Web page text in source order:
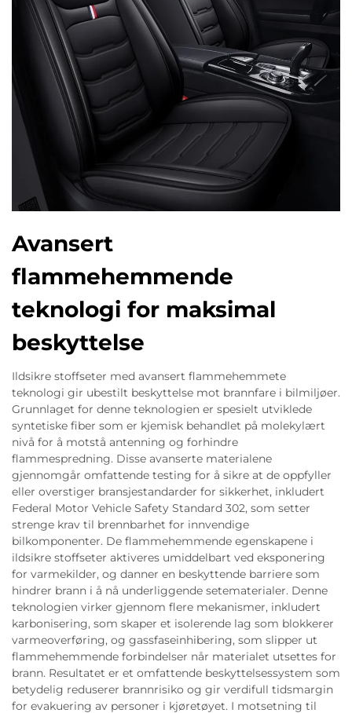
Avansert
flammehemmende
teknologi for maksimal
beskyttelse
Ildsikre stoffseter med avansert flammehemmete
teknologi gir ubestilt beskyttelse mot brannfare i bilmiljøer.
Grunnlaget for denne teknologien er spesielt utviklede
syntetiske fiber som er kjemisk behandlet på molekylært
nivå for å motstå antenning og forhindre
flammespredning. Disse avanserte materialene
gjennomgår omfattende testing for å sikre at de oppfyller
eller overstiger bransjestandarder for sikkerhet, inkludert
Federal Motor Vehicle Safety Standard 302, som setter
strenge krav til brennbarhet for innvendige
bilkomponenter. De flammehemmende egenskapene i
ildsikre stoffseter aktiveres umiddelbart ved eksponering
for varmekilder, og danner en beskyttende barriere som
hindrer brann i å nå underliggende setematerialer. Denne
teknologien virker gjennom flere mekanismer, inkludert
karbonisering, som skaper et isolerende lag som blokkerer
varmeoverføring, og gassfaseinhibering, som slipper ut
flammehemmende forbindelser når materialet utsettes for
brann. Resultatet er et omfattende beskyttelsessystem som
betydelig reduserer brannrisiko og gir verdifull tidsmargin
for evakuering av personer i kjøretøyet. I motsetning til